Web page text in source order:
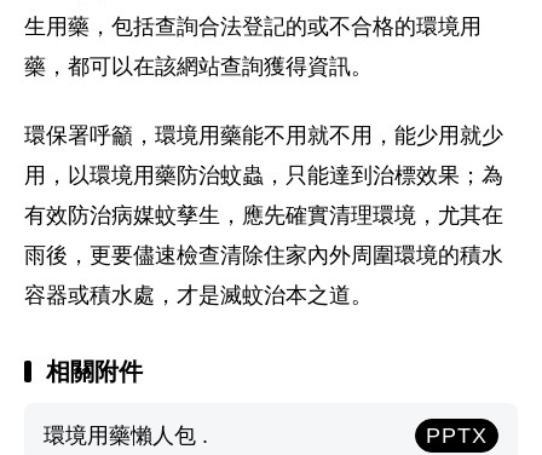
生用藥，包括查詢合法登記的或不合格的環境用
藥，都可以在該網站查詢獲得資訊。
環保署呼籲，環境用藥能不用就不用，能少用就少
用，以環境用藥防治蚊蟲，只能達到治標效果；為
有效防治病媒蚊孳生，應先確實清理環境，尤其在
雨後，更要儘速檢查清除住家內外周圍環境的積水
容器或積水處，才是滅蚊治本之道。
相關附件
環境用藥懶人包 . PPTX